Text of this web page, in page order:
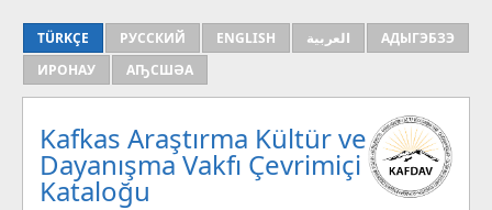
TÜRKÇE РУССКИЙ ENGLISH العربية
АДЫГЭБЗЭ
ИРОНАУ
АҦСШӘА
Kafkas Araştırma Kültür ve
Dayanışma Vakfı Çevrimiçi
Kataloğu